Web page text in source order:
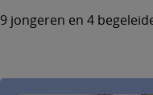
9 jongeren en 4